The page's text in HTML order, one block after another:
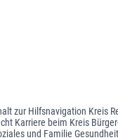
zur Hilfsnavigation Kreis
Karriere beim Kreis
und Familie